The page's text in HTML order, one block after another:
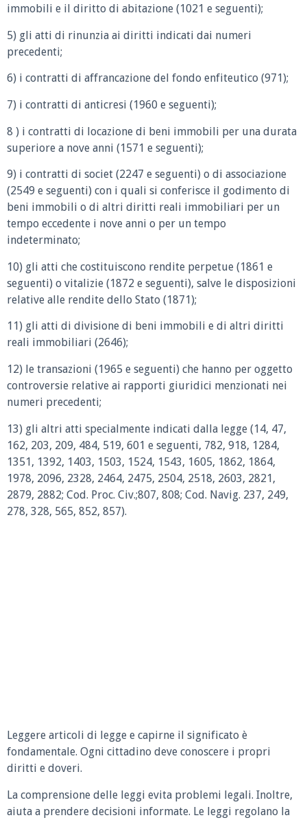
immobili e il diritto di abitazione (1021 e seguenti);
5) gli atti di rinunzia ai diritti indicati dai numeri
precedenti;
6) i contratti di affrancazione del fondo enfiteutico (971);
7) i contratti di anticresi (1960 e seguenti);
8 ) i contratti di locazione di beni immobili per una durata
superiore a nove anni (1571 e seguenti);
9) i contratti di societ (2247 e seguenti) o di associazione
(2549 e seguenti) con i quali si conferisce il godimento di
beni immobili o di altri diritti reali immobiliari per un
tempo eccedente i nove anni o per un tempo
indeterminato;
10) gli atti che costituiscono rendite perpetue (1861 e
seguenti) o vitalizie (1872 e seguenti), salve le disposizioni
relative alle rendite dello Stato (1871);
11) gli atti di divisione di beni immobili e di altri diritti
reali immobiliari (2646);
12) le transazioni (1965 e seguenti) che hanno per oggetto
controversie relative ai rapporti giuridici menzionati nei
numeri precedenti;
13) gli altri atti specialmente indicati dalla legge (14, 47,
162, 203, 209, 484, 519, 601 e seguenti, 782, 918, 1284,
1351, 1392, 1403, 1503, 1524, 1543, 1605, 1862, 1864,
1978, 2096, 2328, 2464, 2475, 2504, 2518, 2603, 2821,
2879, 2882; Cod. Proc. Civ.;807, 808; Cod. Navig. 237, 249,
278, 328, 565, 852, 857).
Leggere articoli di legge e capirne il significato è
fondamentale. Ogni cittadino deve conoscere i propri
diritti e doveri.
La comprensione delle leggi evita problemi legali. Inoltre,
aiuta a prendere decisioni informate. Le leggi regolano la